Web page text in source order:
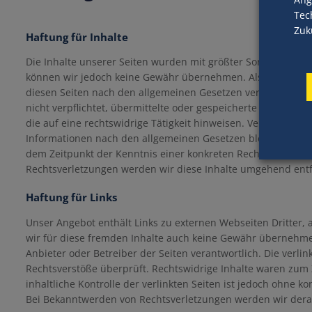
Haftung für Inhalte
Die Inhalte unserer Seiten wurden mit größter Sorgfalt
können wir jedoch keine Gewähr übernehmen. Als
diesen Seiten nach den allgemeinen Gesetzen
nicht verpflichtet, übermittelte oder gespeicherte fremde
die auf eine rechtswidrige Tätigkeit hinweisen.
Informationen nach den allgemeinen Gesetzen bleiben
dem Zeitpunkt der Kenntnis einer konkreten
Rechtsverletzungen werden wir diese Inhalte umgehend
Haftung für Links
Unser Angebot enthält Links zu externen Webseiten
wir für diese fremden Inhalte auch keine Gewähr
Anbieter oder Betreiber der Seiten verantwortlich. Die
Rechtsverstöße überprüft. Rechtswidrige Inhalte waren
inhaltliche Kontrolle der verlinkten Seiten ist jedoch ohne
Bei Bekanntwerden von Rechtsverletzungen werden wir